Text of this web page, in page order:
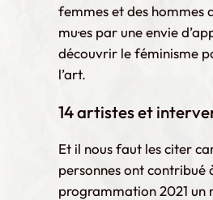
femmes et des hommes
mu·es par une envie
découvrir le féminisme
l’art.
14 artistes et
Et il nous faut les citer
personnes ont contribué
programmation 2021 un